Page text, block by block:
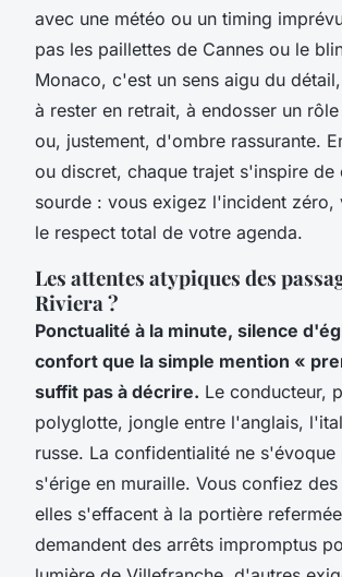
avec une météo ou un timing
pas les paillettes de Cannes ou le
Monaco, c'est un sens aigu du
à rester en retrait, à endosser un
ou, justement, d'ombre rassurante.
ou discret, chaque trajet s'inspire de
sourde : vous exigez l'incident zéro,
le respect total de votre agenda.
Les attentes atypiques des
Riviera ?
Ponctualité à la minute, silence
confort que la simple mention «
suffit pas à décrire. Le conducteur,
polyglotte, jongle entre l'anglais,
russe. La confidentialité ne s'évoque
s'érige en muraille. Vous confiez
elles s'effacent à la portière
demandent des arrêts impromptus